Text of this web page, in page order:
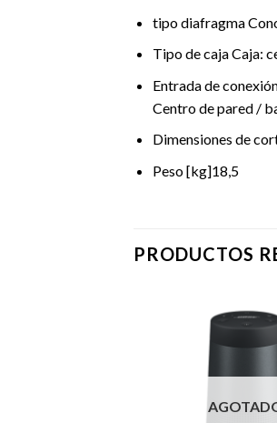
tipo diafragma
Tipo de caja Caja:
Entrada de
Centro de pared /
Dimensiones de
Peso [kg]18,5
PRODUCTOS